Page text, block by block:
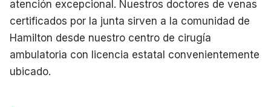
Certificación de la Junta:
Instalación con Licencia Estatal: Centro de cirugía
Medicare Aceptado:La mayoría de los planes de seguro
Tecnología Avanzada:Último equipo de diagnóstico y
Atención Personalizada:
atención excepcional. Nuestros doctores de venas
certificados por la junta sirven a la comunidad de
Hamilton desde nuestro centro de cirugía
ambulatoria con licencia estatal convenientemente
ubicado.